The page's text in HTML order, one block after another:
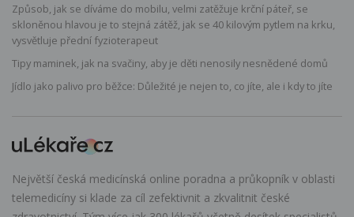
Způsob, jak se díváme do mobilu, velmi zatěžuje krční páteř, se
skloněnou hlavou je to stejná zátěž, jak se 40 kilovým pytlem na krku,
vysvětluje přední fyzioterapeut
Tipy maminek, jak na svačiny, aby je děti nenosily nesnědené domů
Jídlo jako palivo pro běžce: Důležité je nejen to, co jíte, ale i kdy to jíte
Největší česká medicínská online poradna a průkopník v oblasti
telemedicíny si klade za cíl zefektivnit a zkvalitnit české